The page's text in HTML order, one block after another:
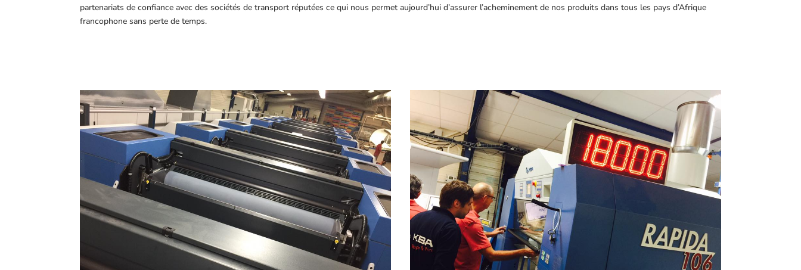
partenariats de confiance avec des sociétés de transport réputées ce qui nous permet aujourd’hui d’assurer l’acheminement de nos produits dans tous les pays d’Afrique
francophone sans perte de temps.